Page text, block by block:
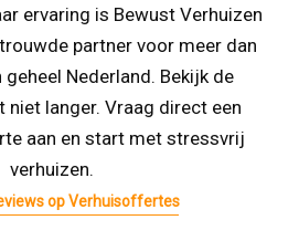
ervaring is Bewust Verhuizen
partner voor meer dan
Nederland. Bekijk de
niet langer. Vraag direct een
aan en start met stressvrij
verhuizen.
op Verhuisoffertes